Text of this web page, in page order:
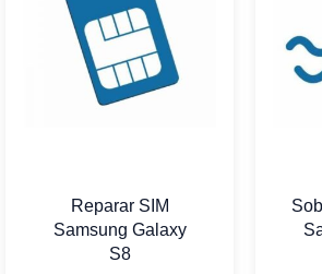
Reparar SIM
Samsung Galaxy
S8